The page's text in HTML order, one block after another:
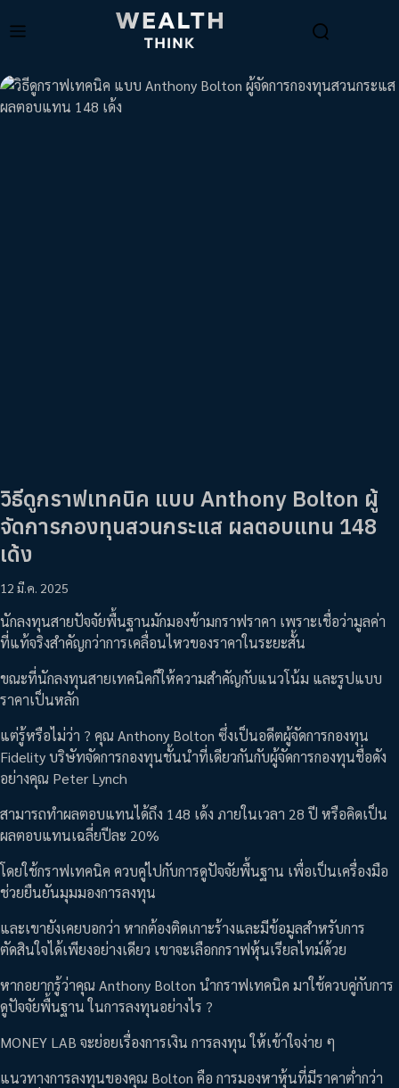
วิธีดูกราฟเทคนิค แบบ Anthony Bolton ผู้
จัดการกองทุนสวนกระแส ผลตอบแทน 148
เด้ง
12 มี.ค. 2025
นักลงทุนสายปัจจัยพื้นฐานมักมองข้ามกราฟราคา เพราะเชื่อว่ามูลค่า
ที่แท้จริงสำคัญกว่าการเคลื่อนไหวของราคาในระยะสั้น
ขณะที่นักลงทุนสายเทคนิคก็ให้ความสำคัญกับแนวโน้ม และรูปแบบ
ราคาเป็นหลัก
แต่รู้หรือไม่ว่า ? คุณ Anthony Bolton ซึ่งเป็นอดีตผู้จัดการกองทุน
Fidelity บริษัทจัดการกองทุนชั้นนำที่เดียวกันกับผู้จัดการกองทุนชื่อดัง
อย่างคุณ Peter Lynch
สามารถทำผลตอบแทนได้ถึง 148 เด้ง ภายในเวลา 28 ปี หรือคิดเป็น
ผลตอบแทนเฉลี่ยปีละ 20%
โดยใช้กราฟเทคนิค ควบคู่ไปกับการดูปัจจัยพื้นฐาน เพื่อเป็นเครื่องมือ
ช่วยยืนยันมุมมองการลงทุน
และเขายังเคยบอกว่า หากต้องติดเกาะร้างและมีข้อมูลสำหรับการ
ตัดสินใจได้เพียงอย่างเดียว เขาจะเลือกกราฟหุ้นเรียลไทม์ด้วย
หากอยากรู้ว่าคุณ Anthony Bolton นำกราฟเทคนิค มาใช้ควบคู่กับการ
ดูปัจจัยพื้นฐาน ในการลงทุนอย่างไร ?
MONEY LAB จะย่อยเรื่องการเงิน การลงทุน ให้เข้าใจง่าย ๆ
แนวทางการลงทุนของคุณ Bolton คือ การมองหาหุ้นที่มีราคาต่ำกว่า